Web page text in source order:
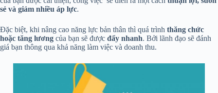
sẻ và giảm nhiều áp lực.
Đặc biệt, khi nâng cao năng lực bản thân thì quá trình thăng chức
hoặc tăng lương của bạn sẽ được đẩy nhanh. Bởi lãnh đạo sẽ đánh
giá bạn thông qua khả năng làm việc và doanh thu.